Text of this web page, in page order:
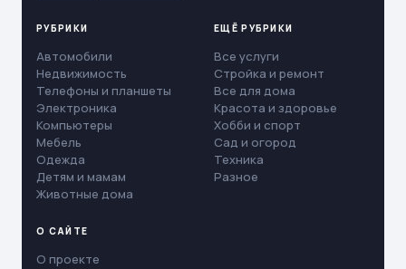
РУБРИКИ
Автомобили
Недвижимость
Телефоны и планшеты
Электроника
Компьютеры
Мебель
Одежда
Детям и мамам
Животные дома
ЕЩЁ РУБРИКИ
Все услуги
Стройка и ремонт
Все для дома
Красота и здоровье
Хобби и спорт
Сад и огород
Техника
Разное
О САЙТЕ
О проекте